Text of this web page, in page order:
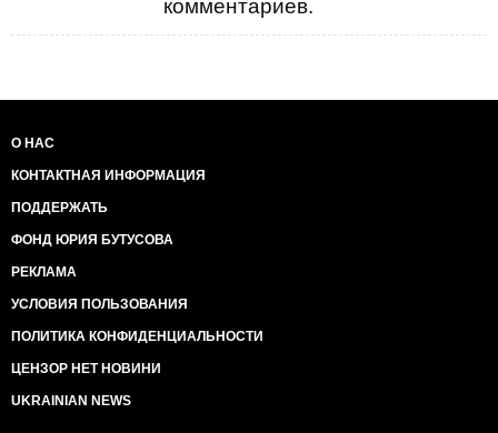
комментариев.
О НАС
КОНТАКТНАЯ ИНФОРМАЦИЯ
ПОДДЕРЖАТЬ
ФОНД ЮРИЯ БУТУСОВА
РЕКЛАМА
УСЛОВИЯ ПОЛЬЗОВАНИЯ
ПОЛИТИКА КОНФИДЕНЦИАЛЬНОСТИ
ЦЕНЗОР НЕТ НОВИНИ
UKRAINIAN NEWS